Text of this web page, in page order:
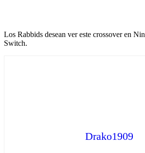
Los Rabbids desean ver este crossover en
Switch.
Drako1909